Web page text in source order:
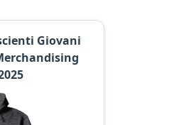
Giovani